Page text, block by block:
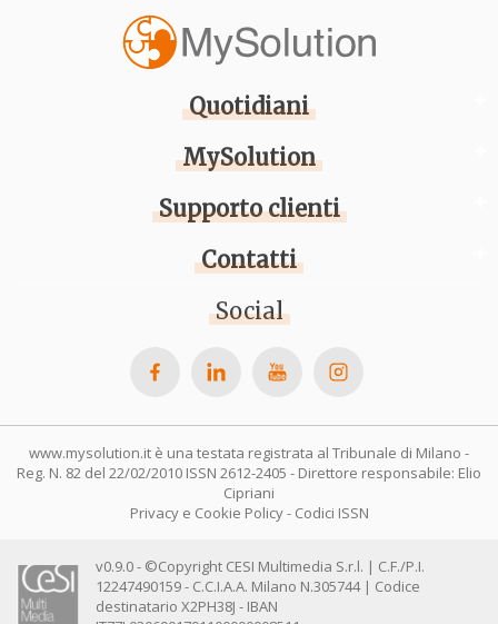
Quotidiani
MySolution
Supporto clienti
Contatti
Social
www.mysolution.it è una testata registrata al Tribunale di Milano -
Reg. N. 82 del 22/02/2010 ISSN 2612-2405 - Direttore responsabile: Elio
Cipriani
Privacy e Cookie Policy- Codici ISSN
v0.9.0 - ©Copyright CESI Multimedia S.r.l. | C.F./P.I.
12247490159 - C.C.I.A.A. Milano N.305744 | Codice
destinatario X2PH38J - IBAN